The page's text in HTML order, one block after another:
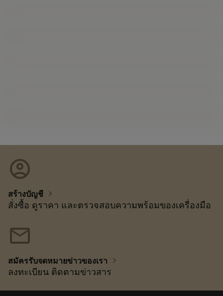
account_circle
สร้างบัญชี chevron_right
สั่งซื้อ ดูราคา และตรวจสอบความพร้อมของเครื่องมือ
mail
สมัครรับจดหมายข่าวของเรา chevron_right
ลงทะเบียน ติดตามข่าวสาร